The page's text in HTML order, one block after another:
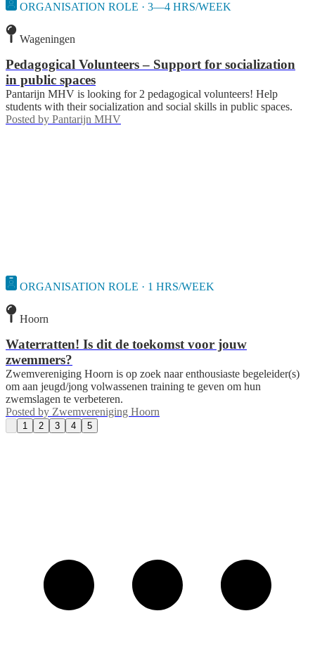
ORGANISATION ROLE · 3—4 HRS/WEEK
Wageningen
Pedagogical Volunteers – Support for socialization
in public spaces
Pantarijn MHV is looking for 2 pedagogical volunteers! Help
students with their socialization and social skills in public spaces.
Posted by Pantarijn MHV
ORGANISATION ROLE · 1 HRS/WEEK
Hoorn
Waterratten! Is dit de toekomst voor jouw
zwemmers?
Zwemvereniging Hoorn is op zoek naar enthousiaste begeleider(s)
om aan jeugd/jong volwassenen training te geven om hun
zwemslagen te verbeteren.
Posted by Zwemvereniging Hoorn
1 2 3 4 5